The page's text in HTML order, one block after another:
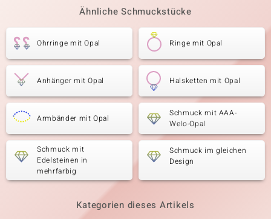
Ähnliche Schmuckstücke
Ohrringe mit Opal Ringe mit Opal
Anhänger mit Opal Halsketten mit Opal
Armbänder mit Opal
Schmuck mit AAA-
Welo-Opal
Schmuck mit
Edelsteinen in
mehrfarbig
Schmuck im gleichen
Design
Kategorien dieses Artikels